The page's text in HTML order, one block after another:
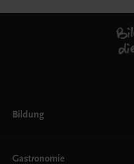
Bildung
AHS
Gastronomie